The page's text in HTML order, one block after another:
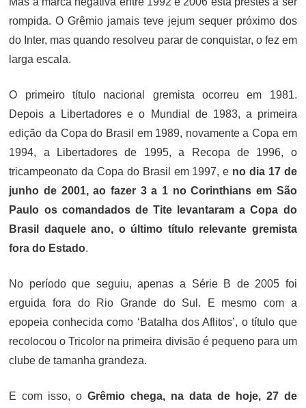
rompida. O Grêmio jamais teve jejum sequer próximo dos
do Inter, mas quando resolveu parar de conquistar, o fez em
larga escala.
O primeiro título nacional gremista ocorreu em 1981.
Depois a Libertadores e o Mundial de 1983, a primeira
edição da Copa do Brasil em 1989, novamente a Copa em
1994, a Libertadores de 1995, a Recopa de 1996, o
tricampeonato da Copa do Brasil em 1997, e no dia 17 de
junho de 2001, ao fazer 3 a 1 no Corinthians em São
Paulo os comandados de Tite levantaram a Copa do
Brasil daquele ano, o último título relevante gremista
fora do Estado.
No período que seguiu, apenas a Série B de 2005 foi
erguida fora do Rio Grande do Sul. E mesmo com a
epopeia conhecida como ‘Batalha dos Aflitos’, o título que
recolocou o Tricolor na primeira divisão é pequeno para um
clube de tamanha grandeza.
E com isso, oGrêmio chega, na data de hoje, 27 de